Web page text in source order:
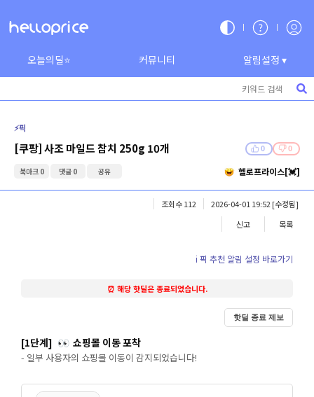
오늘의딜⭐ 커뮤니티 알림설정 ▾
⚡️픽
[쿠팡] 사조 마일드 참치 250g 10개 0 0
북마크 0 댓글 0 공유 헬로프라이스[💓]
조회수 112 2026-04-01 19:52 [수정됨]
신고
목록
ℹ️ 픽 추천 알림 설정 바로가기
⏰ 해당 핫딜은 종료되었습니다.
핫딜 종료 제보
[1단계] 👀 쇼핑몰 이동 포착
- 일부 사용자의 쇼핑몰 이동이 감지되었습니다!